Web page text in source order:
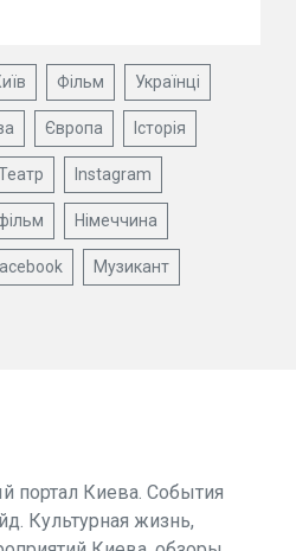
Фільм Українці
Європа Історія
Instagram
Німеччина
Музикант
портал Киева. События
Культурная жизнь,